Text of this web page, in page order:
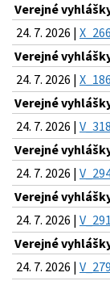
Verejné
24. 7. 2026 |
Verejné
24. 7. 2026 |
Verejné
24. 7. 2026 |
Verejné
24. 7. 2026 |
Verejné
24. 7. 2026 |
Verejné
24. 7. 2026 |